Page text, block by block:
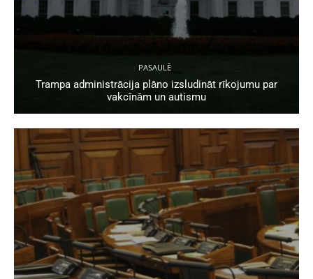
PASAULĒ
Trampa administrācija plāno izsludināt rīkojumu par
vakcīnām un autismu